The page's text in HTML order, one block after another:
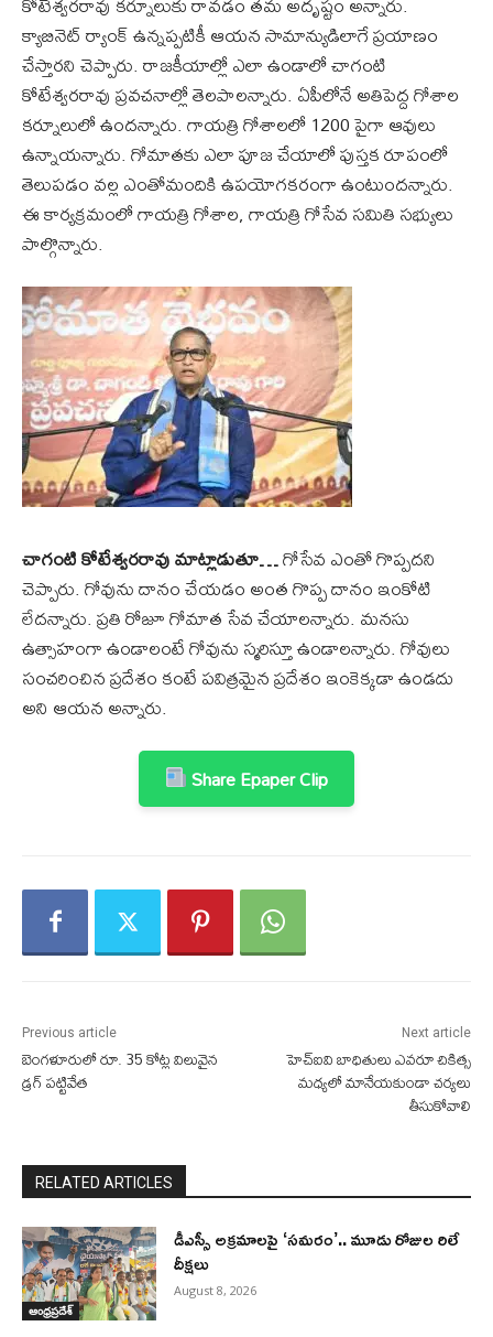
క్యాబినెట్ ర్యాంక్ ఉన్నప్పటికీ ఆయన సామాన్యుడిలాగే ప్రయాణం
చేస్తారని చెప్పారు. రాజకీయాల్లో ఎలా ఉండాలో చాగంటి
కోటేశ్వరరావు ప్రవచనాల్లో తెలపాలన్నారు. ఏపీలోనే అతిపెద్ద గోశాల
కర్నూలులో ఉందన్నారు. గాయత్రి గోశాలలో 1200 పైగా ఆవులు
ఉన్నాయన్నారు. గోమాతకు ఎలా పూజ చేయాలో పుస్తక రూపంలో
తెలుపడం వల్ల ఎంతోమందికి ఉపయోగకరంగా ఉంటుందన్నారు.
ఈ కార్యక్రమంలో గాయత్రి గోశాల, గాయత్రి గోసేవ సమితి సభ్యులు
పాల్గొన్నారు.
చాగంటి కోటేశ్వరరావు మాట్లాడుతూ…గోసేవ ఎంతో గొప్పదని
చెప్పారు. గోవును దానం చేయడం అంత గొప్ప దానం ఇంకోటి
లేదన్నారు. ప్రతి రోజూ గోమాత సేవ చేయాలన్నారు. మనసు
ఉత్సాహంగా ఉండాలంటే గోవును స్మరిస్తూ ఉండాలన్నారు. గోవులు
సంచరించిన ప్రదేశం కంటే పవిత్రమైన ప్రదేశం ఇంకెక్కడా ఉండదు
అని ఆయన అన్నారు.
Share Epaper Clip
Previous article
బెంగళూరులో రూ. 35 కోట్ల విలువైన
డ్రగ్ పట్టివేత
Next article
హెచ్ఐవి బాధితులు ఎవరూ చికిత్స
మధ్యలో మానేయకుండా చర్యలు
తీసుకోవాలి
RELATED ARTICLES
ఆంధ్రప్రదేశ్
డీఎస్సీ అక్రమాలపై ‘సమరం’.. మూడు రోజుల రిలే
దీక్షలు
August 8, 2026